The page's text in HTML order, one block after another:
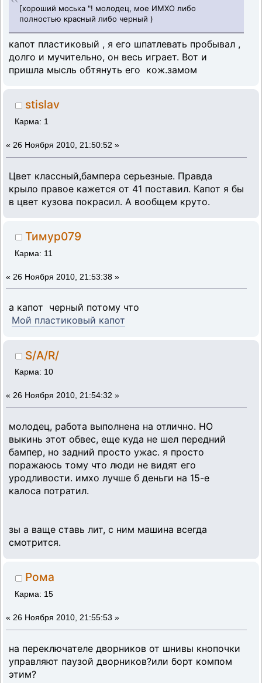
[хороший моська "! молодец, мое ИМХО либо
полностью красный либо черный )
капот пластиковый , я его шпатлевать пробывал ,
долго и мучительно, он весь играет. Вот и
пришла мысль обтянуть его кож.замом
stislav
Карма: 1
« 26 Ноября 2010, 21:50:52 »
Цвет классный,бампера серьезные. Правда
крыло правое кажется от 41 поставил. Капот я бы
в цвет кузова покрасил. А вообщем круто.
Тимур079
Карма: 11
« 26 Ноября 2010, 21:53:38 »
а капот черный потому что
Мой пластиковый капот
S/A/R/
Карма: 10
« 26 Ноября 2010, 21:54:32 »
молодец, работа выполнена на отлично. НО
выкинь этот обвес, еще куда не шел передний
бампер, но задний просто ужас. я просто
поражаюсь тому что люди не видят его
уродливости. имхо лучше б деньги на 15-е
калоса потратил.
зы а ваще ставь лит, с ним машина всегда
смотрится.
Рома
Карма: 15
« 26 Ноября 2010, 21:55:53 »
на переключателе дворников от шнивы кнопочки
управляют паузой дворников?или борт компом
этим?